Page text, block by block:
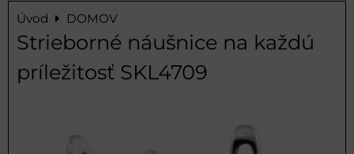
Úvod DOMOV
Strieborné náušnice na každú
príležitosť SKL4709